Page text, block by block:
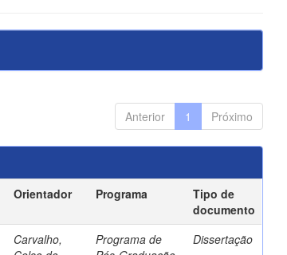
Anterior 1 Próximo
Orientador Programa
Tipo de
documento
Carvalho,
Programa de
Dissertação